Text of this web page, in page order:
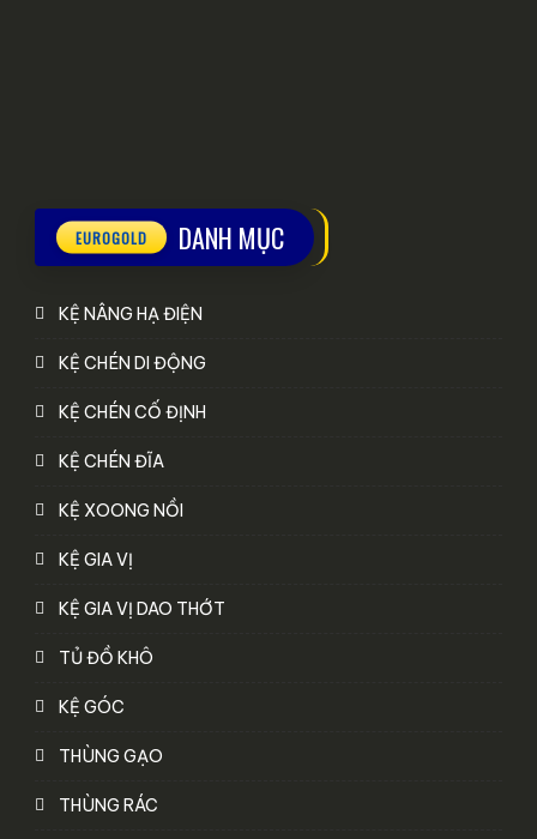
DANH MỤC
KỆ NÂNG HẠ ĐIỆN
KỆ CHÉN DI ĐỘNG
KỆ CHÉN CỐ ĐỊNH
KỆ CHÉN ĐĨA
KỆ XOONG NỒI
KỆ GIA VỊ
KỆ GIA VỊ DAO THỚT
TỦ ĐỒ KHÔ
KỆ GÓC
THÙNG GẠO
THÙNG RÁC